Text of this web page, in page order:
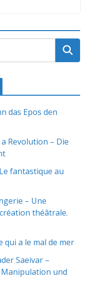
das Epos den
Revolution – Die
fantastique au
– Une
théâtrale.
qui a le mal de mer
Saeivar​​ –
und